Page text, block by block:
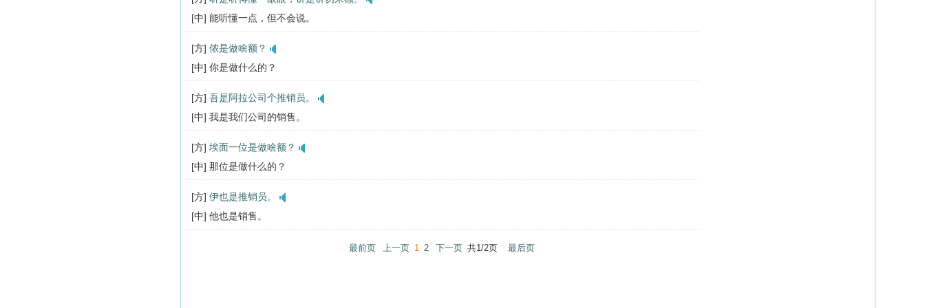
[中] 能听懂一点，但不会说。
[方] 侬是做啥额？
[中] 你是做什么的？
[方] 吾是阿拉公司个推销员。
[中] 我是我们公司的销售。
[方] 埃面一位是做啥额？
[中] 那位是做什么的？
[方] 伊也是推销员。
[中] 他也是销售。
最前页 上一页 1 2 下一页 共1/2页 最后页